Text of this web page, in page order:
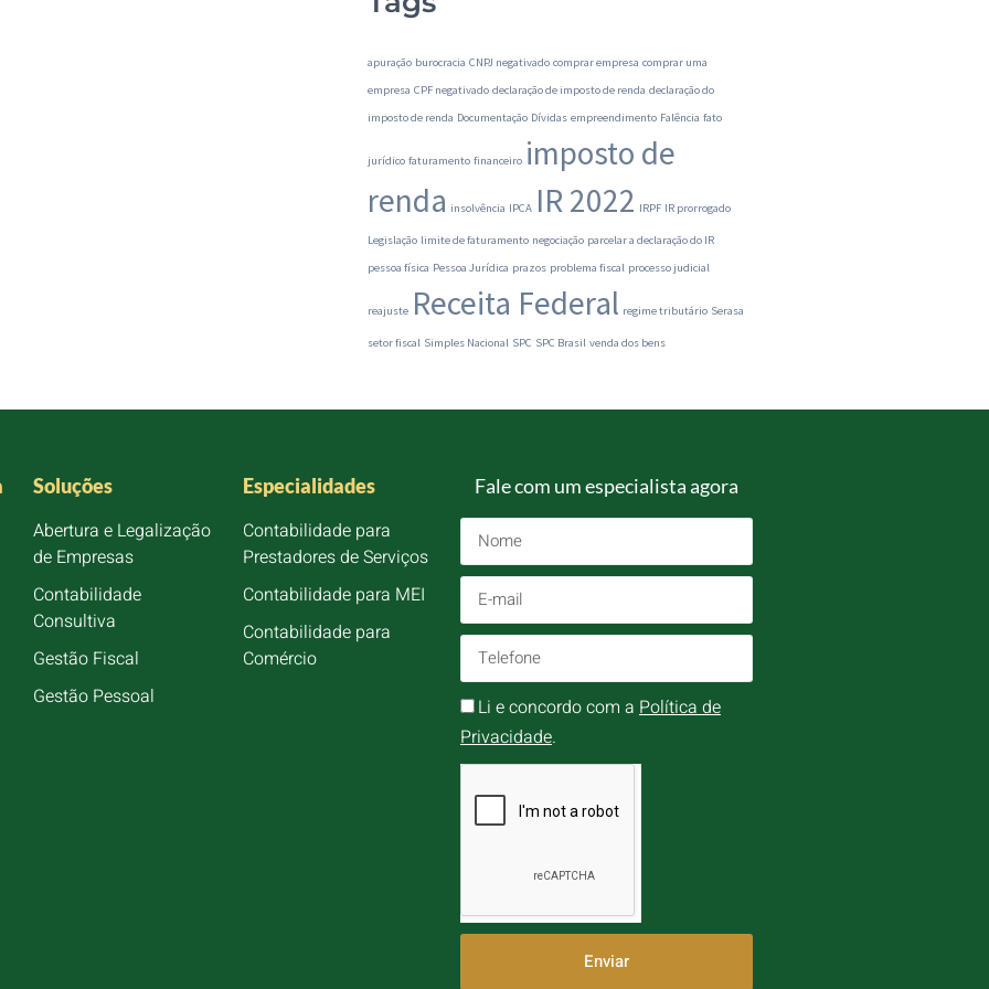
apuração burocracia CNPJ negativado comprar empresa comprar uma
empresa CPF negativado declaração de imposto de renda declaração do
imposto de renda Documentação Dívidas empreendimento Falência fato
jurídico faturamento financeiro imposto de
renda insolvência IPCA IR 2022 IRPF IR prorrogado
Legislação limite de faturamento negociação parcelar a declaração do IR
pessoa física Pessoa Jurídica prazos problema fiscal processo judicial
reajuste Receita Federal regime tributário Serasa
setor fiscal Simples Nacional SPC SPC Brasil venda dos bens
Soluções
Abertura e Legalização
de Empresas
Contabilidade
Consultiva
Gestão Fiscal
Gestão Pessoal
Especialidades
Contabilidade para
Prestadores de Serviços
Contabilidade para MEI
Contabilidade para
Comércio
Fale com um especialista agora
Li e concordo com a Política de
Privacidade.
Enviar